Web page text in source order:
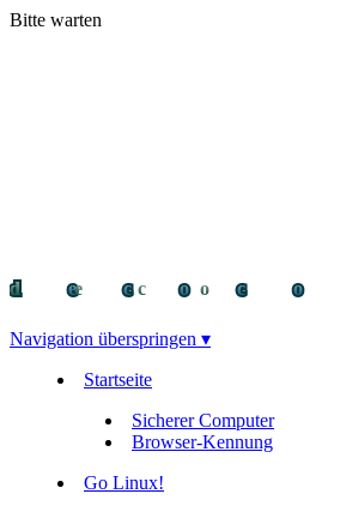
Bitte warten
deco
Navigation überspringen ▾
Startseite
Sicherer Computer
Browser-Kennung
Go Linux!